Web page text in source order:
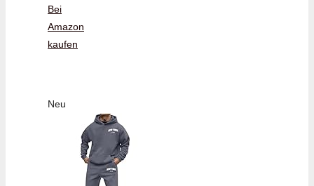
Bei
Amazon
kaufen
Neu